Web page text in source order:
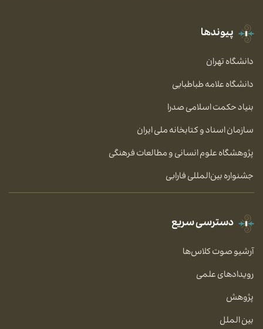
پیوندها
دانشگاه تهران
دانشگاه علامه طباطبایی
بنیاد حکمت اسلامی صدرا
سازمان اسناد و کتابخانه ملی ایران
پژوهشگاه علوم انسانی و مطالعات فرهنگی
جشنواره بین‌المللی فارابی
دسترسی سریع
آرشیو صوت کلاس‌ها
رویدادهای علمی
پژوهش
بین الملل